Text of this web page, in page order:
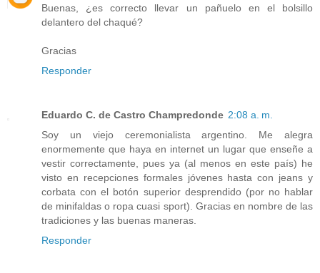
Buenas, ¿es correcto llevar un pañuelo en el bolsillo
delantero del chaqué?
Gracias
Responder
Eduardo C. de Castro Champredonde 2:08 a. m.
Soy un viejo ceremonialista argentino. Me alegra
enormemente que haya en internet un lugar que enseñe a
vestir correctamente, pues ya (al menos en este país) he
visto en recepciones formales jóvenes hasta con jeans y
corbata con el botón superior desprendido (por no hablar
de minifaldas o ropa cuasi sport). Gracias en nombre de las
tradiciones y las buenas maneras.
Responder